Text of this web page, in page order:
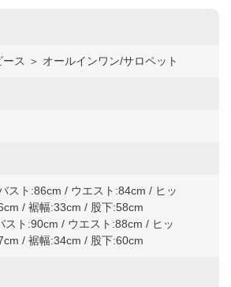
ス ＞ オールインワン/サロペット
スト:86cm / ウエスト:84cm / ヒッ
/ 裾幅:33cm / 股下:58cm
スト:90cm / ウエスト:88cm / ヒッ
/ 裾幅:34cm / 股下:60cm